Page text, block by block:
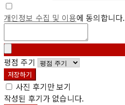
개인정보 수집 및 이용에 동의합니다.
평점 주기
저장하기
사진 후기만 보기
작성된 후기가 없습니다.